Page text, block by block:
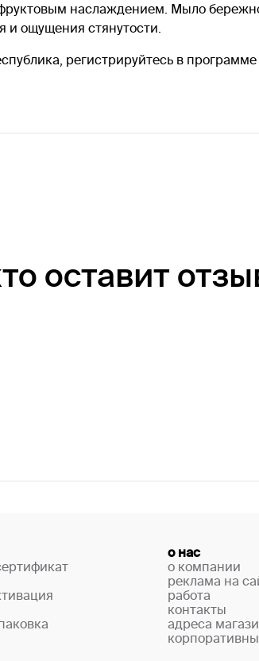
наслаждением. Мыло
и ощущения стянутости.
регистрируйтесь в
оставит
о нас
о компании
реклама на
работа
контакты
адреса